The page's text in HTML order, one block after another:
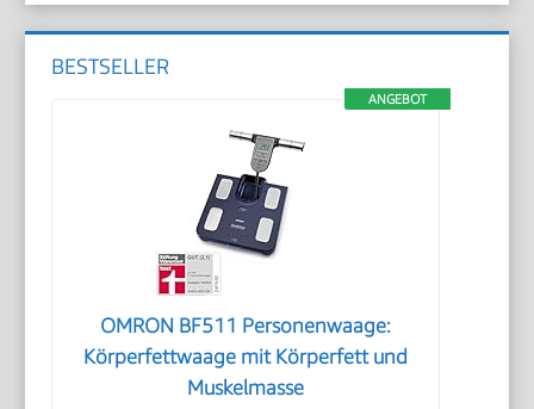
BESTSELLER
ANGEBOT
OMRON BF511 Personenwaage:
Körperfettwaage mit Körperfett und
Muskelmasse